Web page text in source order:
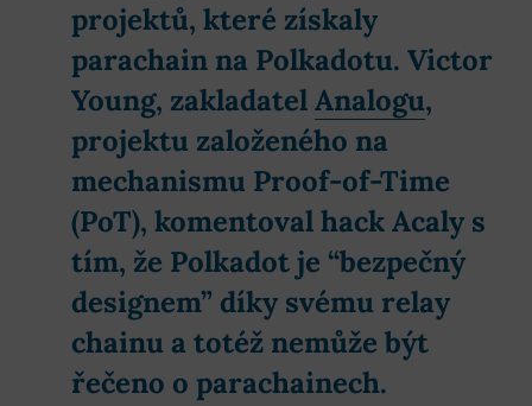
projektů, které získaly
parachain na Polkadotu. Victor
Young, zakladatelAnalogu,
projektu založeného na
mechanismu Proof-of-Time
(PoT), komentoval hack Acaly s
tím, že Polkadot je “bezpečný
designem” díky svému relay
chainu a totéž nemůže být
řečeno o parachainech.